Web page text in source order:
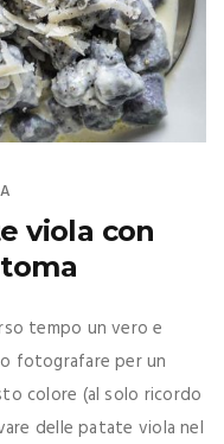
viola con
tempo un vero e
fotografare per un
colore (al solo ricordo
delle patate viola nel